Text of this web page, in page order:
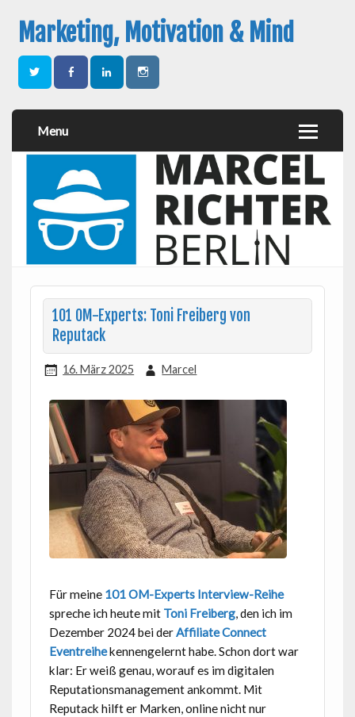
Marketing, Motivation & Mind
Menu
101 OM-Experts: Toni Freiberg von
Reputack
16. März 2025 Marcel
Für meine 101 OM-Experts Interview-Reihe
spreche ich heute mit Toni Freiberg, den ich im
Dezember 2024 bei derAffiliate Connect
Eventreihekennengelernt habe. Schon dort war
klar: Er weiß genau, worauf es im digitalen
Reputationsmanagement ankommt. Mit
Reputack hilft er Marken, online nicht nur